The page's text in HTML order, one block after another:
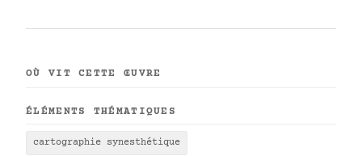
OÙ VIT CETTE ŒUVRE
ÉLÉMENTS THÉMATIQUES
cartographie synesthétique